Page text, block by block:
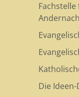
Andernach
Die